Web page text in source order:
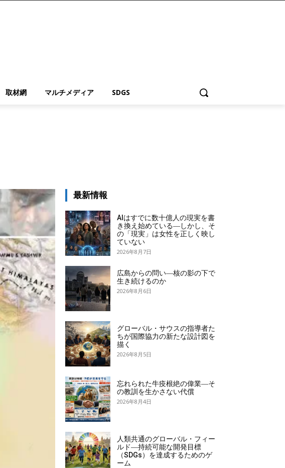
取材網 マルチメディア SDGS
最新情報
AIはすでに数十億人の現実を書
き換え始めている―しかし、そ
の「現実」は女性を正しく映し
ていない
2026年8月7日
広島からの問い―核の影の下で
生き続けるのか
2026年8月6日
グローバル・サウスの指導者た
ちが国際協力の新たな設計図を
描く
2026年8月5日
忘れられた牛疫根絶の偉業―そ
の教訓を生かさない代償
2026年8月4日
人類共通のグローバル・フィー
ルド―持続可能な開発目標
（SDGs）を達成するためのゲ
ーム